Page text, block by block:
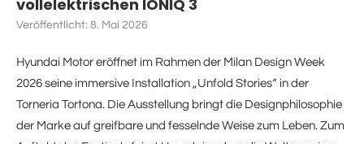
vollelektrischen IONIQ 3
Veröffentlicht: 8. Mai 2026
Hyundai Motor eröffnet im Rahmen der Milan Design Week
2026 seine immersive Installation „Unfold Stories“ in der
Torneria Tortona. Die Ausstellung bringt die Designphilosophie
der Marke auf greifbare und fesselnde Weise zum Leben. Zum